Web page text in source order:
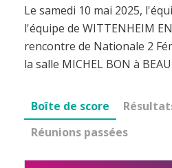
Le samedi 10 mai 2025,
l'équipe de WITTENHEIM
rencontre de Nationale 2
la salle MICHEL BON à
Boîte de score
Réunions passées